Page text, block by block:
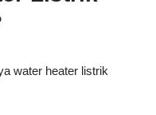
water heater listrik